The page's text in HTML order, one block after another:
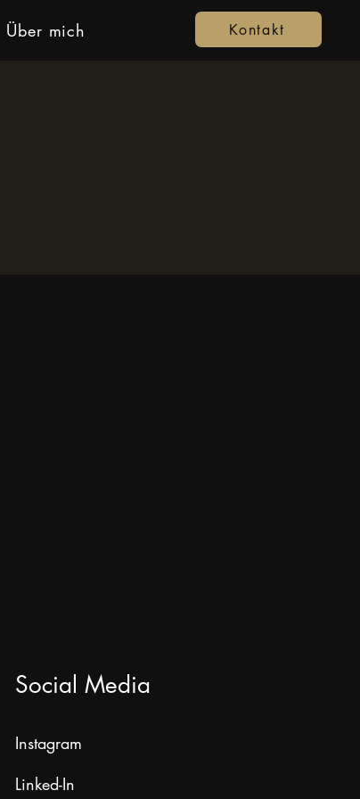
Über mich Kontakt
Social Media
Instagram
Linked-In